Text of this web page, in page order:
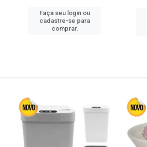
Faça seu login ou
cadastre-se para
comprar.